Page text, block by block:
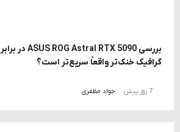
گرافیک خنک‌تر واقعاً سریع‌تر است؟
7 روز پیش جواد مظفری